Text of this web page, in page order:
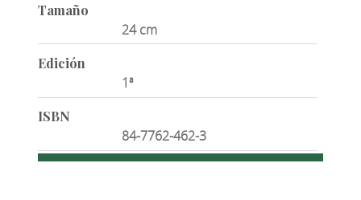
Tamaño
24 cm
Edición
1ª
ISBN
84-7762-462-3